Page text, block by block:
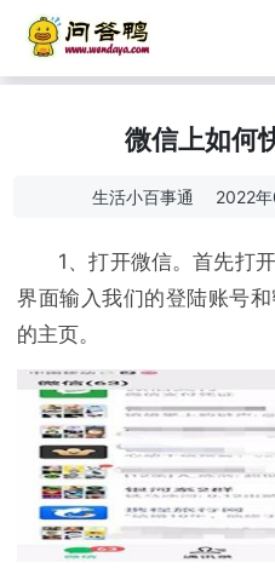
微信上如何
生活小百事通 2022
1、打开微信。首先打
界面输入我们的登陆账号
的主页。